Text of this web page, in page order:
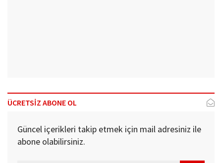
ÜCRETSİZ ABONE OL
Güncel içerikleri takip etmek için mail adresiniz ile
abone olabilirsiniz.